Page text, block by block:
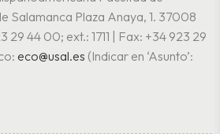
Salamanca Plaza Anaya, 1. 37008
29 44 00; ext.: 1711 | Fax: +34 923 29
eco@usal.es (Indicar en ‘Asunto’: